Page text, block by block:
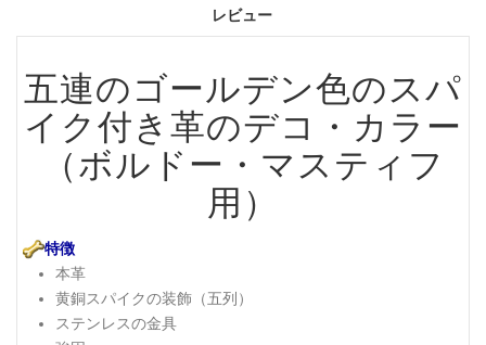
レビュー
五連のゴールデン色のスパ
イク付き革のデコ・カラー
（ボルドー・マスティフ
用）
特徴
本革
黄銅スパイクの装飾（五列）
ステンレスの金具